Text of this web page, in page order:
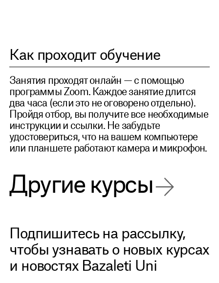
Как проходит обучение
Занятия проходят онлайн — с помощью
программы Zoom. Каждое занятие длится
два часа (если это не оговорено отдельно).
Пройдя отбор, вы получите все необходимые
инструкции и ссылки. Не забудьте
удостовериться, что на вашем компьютере
или планшете работают камера и микрофон.
Другие курсы
Подпишитесь на рассылку,
чтобы узнавать о новых курсах
и новостях Bazaleti Uni